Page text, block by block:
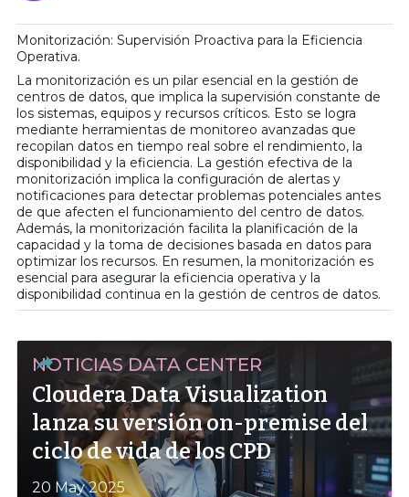
Monitorización: Supervisión Proactiva para la Eficiencia
Operativa.
La monitorización es un pilar esencial en la gestión de
centros de datos, que implica la supervisión constante de
los sistemas, equipos y recursos críticos. Esto se logra
mediante herramientas de monitoreo avanzadas que
recopilan datos en tiempo real sobre el rendimiento, la
disponibilidad y la eficiencia. La gestión efectiva de la
monitorización implica la configuración de alertas y
notificaciones para detectar problemas potenciales antes
de que afecten el funcionamiento del centro de datos.
Además, la monitorización facilita la planificación de la
capacidad y la toma de decisiones basada en datos para
optimizar los recursos. En resumen, la monitorización es
esencial para asegurar la eficiencia operativa y la
disponibilidad continua en la gestión de centros de datos.
NOTICIAS DATA CENTER
Cloudera Data Visualization
lanza su versión on-premise del
ciclo de vida de los CPD
20 May 2025